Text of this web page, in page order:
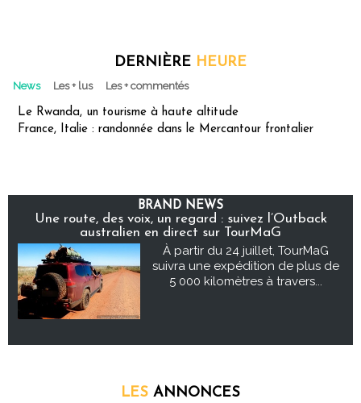
DERNIÈRE HEURE
News Les + lus Les + commentés
Le Rwanda, un tourisme à haute altitude
France, Italie : randonnée dans le Mercantour frontalier
BRAND NEWS
Une route, des voix, un regard : suivez l’Outback
australien en direct sur TourMaG
À partir du 24 juillet, TourMaG
suivra une expédition de plus de
5 000 kilomètres à travers...
LES ANNONCES